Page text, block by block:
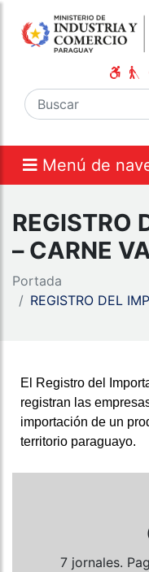
Menú de
REGISTRO
– CARNE
Portada
REGISTRO DEL
El Registro del
registran las
importación de un
territorio paraguayo.
7 jornales.